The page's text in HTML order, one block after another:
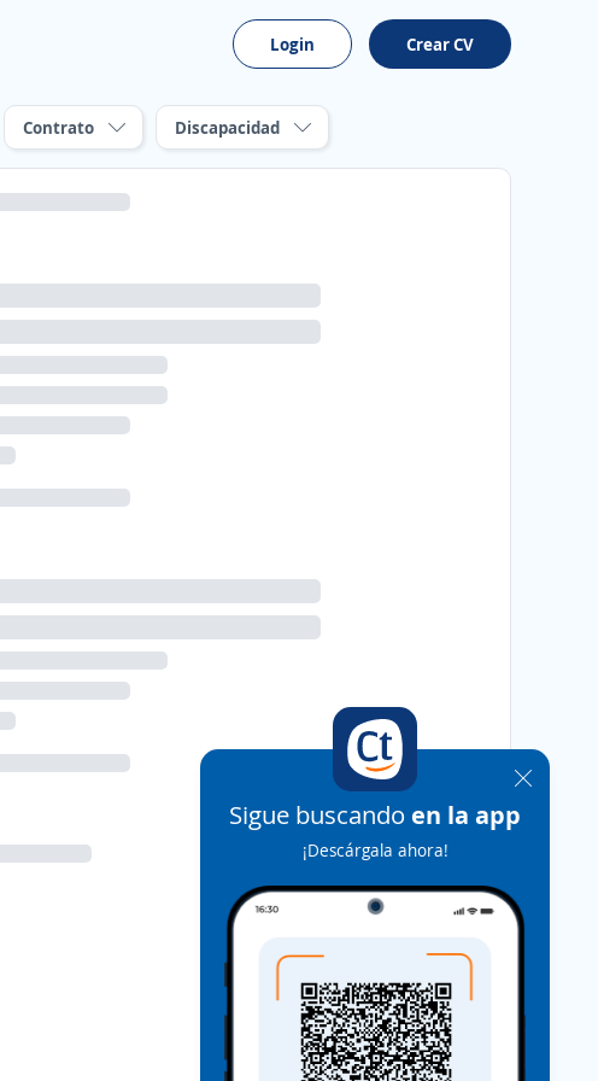
Login Crear CV
Contrato Discapacidad
Sigue buscando en la app
¡Descárgala ahora!